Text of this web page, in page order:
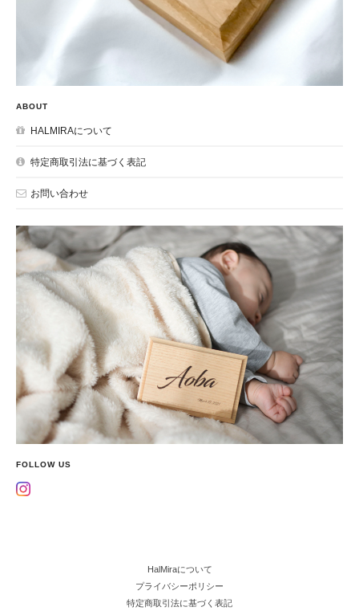
ABOUT
HALMIRAについて
特定商取引法に基づく表記
お問い合わせ
FOLLOW US
HalMiraについて
プライバシーポリシー
特定商取引法に基づく表記